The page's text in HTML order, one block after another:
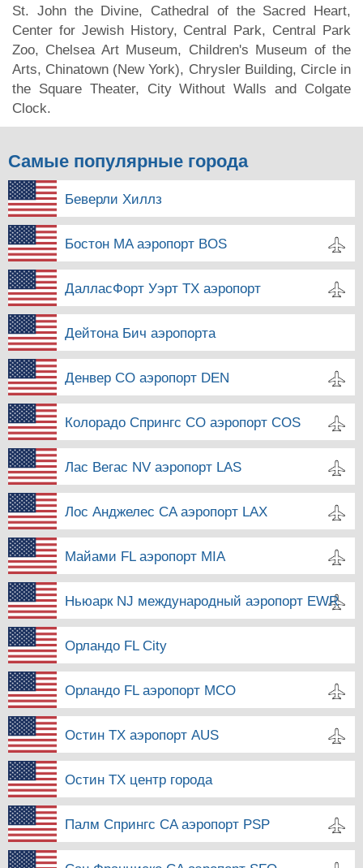
St. John the Divine, Cathedral of the Sacred Heart,
Center for Jewish History, Central Park, Central Park
Zoo, Chelsea Art Museum, Children's Museum of the
Arts, Chinatown (New York), Chrysler Building, Circle in
the Square Theater, City Without Walls and Colgate
Clock.
Самые популярные города
Беверли Хиллз
Бостон MA аэропорт BOS
ДалласФорт Уэрт TX аэропорт
Дейтона Бич аэропорта
Денвер CO аэропорт DEN
Колорадо Спрингс CO аэропорт COS
Лас Вегас NV аэропорт LAS
Лос Анджелес CA аэропорт LAX
Майами FL аэропорт MIA
Ньюарк NJ международный аэропорт EWR
Орландо FL City
Орландо FL аэропорт MCO
Остин TX аэропорт AUS
Остин TX центр города
Палм Спрингс CA аэропорт PSP